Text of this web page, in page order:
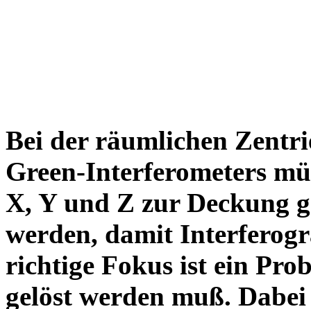
Bei der räumlichen
Green-Interferometers
X, Y und Z zur Deckung
werden, damit
richtige Fokus ist ein
gelöst werden muß. Dabei